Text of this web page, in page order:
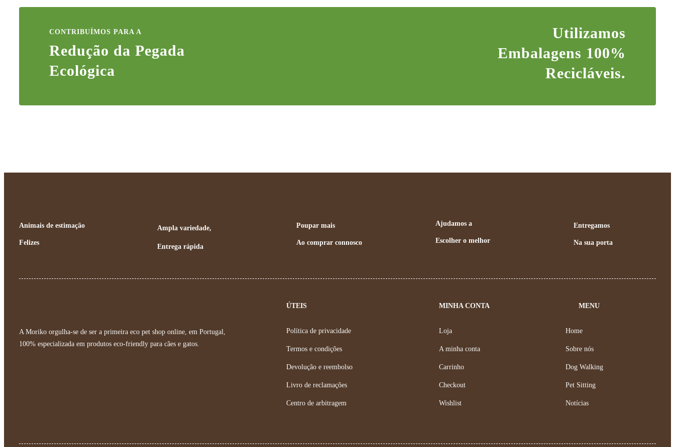
CONTRIBUÍMOS PARA A
Redução da Pegada
Ecológica
Utilizamos
Embalagens 100%
Recicláveis.
Animais de estimação
Felizes
Ampla variedade,
Entrega rápida
Poupar mais
Ao comprar connosco
Ajudamos a
Escolher o melhor
Entregamos
Na sua porta
A Moriko orgulha-se de ser a primeira eco pet shop online, em Portugal,
100% especializada em produtos eco-friendly para cães e gatos.
ÚTEIS
Política de privacidade
Termos e condições
Devolução e reembolso
Livro de reclamações
Centro de arbitragem
MINHA CONTA
Loja
A minha conta
Carrinho
Checkout
Wishlist
MENU
Home
Sobre nós
Dog Walking
Pet Sitting
Notícias